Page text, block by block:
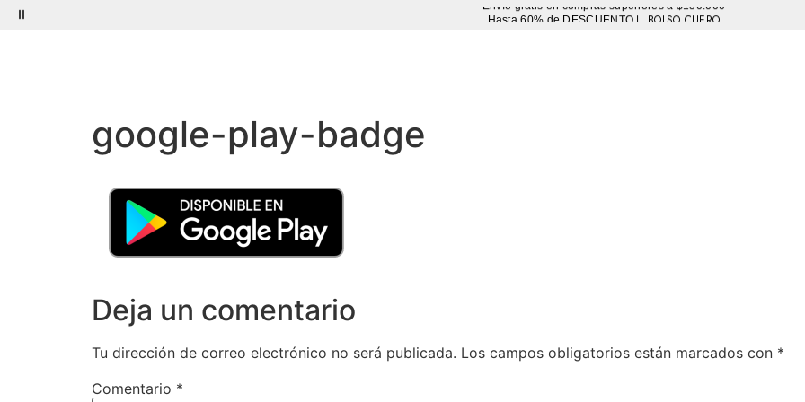
Hasta 60% de DESCUENTO |
BOLSO CUERO
google-play-badge
Deja un comentario
Tu dirección de correo electrónico no será publicada. Los campos obligatorios están marcados con *
Comentario *